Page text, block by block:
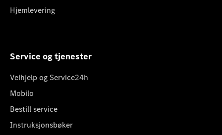
Hjemlevering
Service og tjenester
Veihjelp og Service24h
Mobilo
Bestill service
Instruksjonsbøker